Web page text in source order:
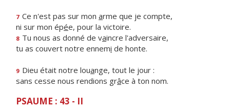
7 Ce n'est pas sur mon arme que je compte,
ni sur mon épée, pour la victoire.
8 Tu nous as donné de vaincre l'adversaire,
tu as couvert notre ennemi de honte.
9 Dieu était notre louange, tout le jour :
sans cesse nous rendions grâce à ton nom.
PSAUME : 43 - II